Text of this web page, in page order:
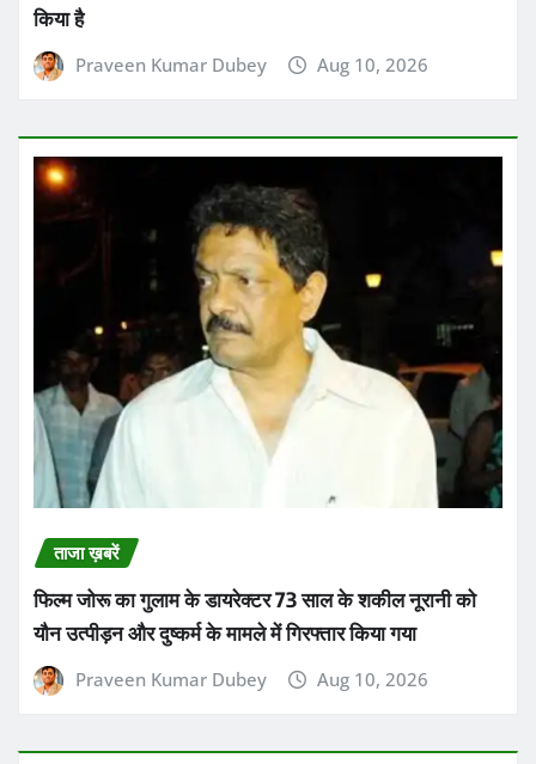
फिल्म जोरू का गुलाम के डायरेक्टर 73 साल के शकील नूरानी को
यौन उत्पीड़न और दुष्कर्म के मामले में गिरफ्तार किया गया
Praveen Kumar Dubey Aug 10, 2026